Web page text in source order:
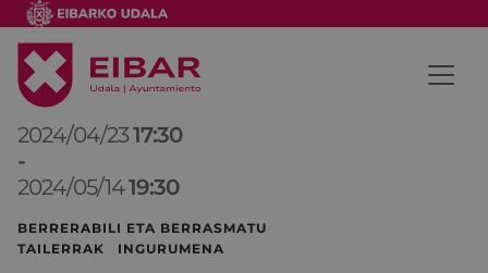
2024/04/2317:30
-
2024/05/1419:30
BERRERABILI ETA BERRASMATU
TAILERRAK INGURUMENA